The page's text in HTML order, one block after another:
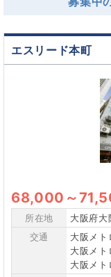
エスリード本町
68,000 ～
所在地
大阪府
交通
大阪メト
大阪メト
大阪メト